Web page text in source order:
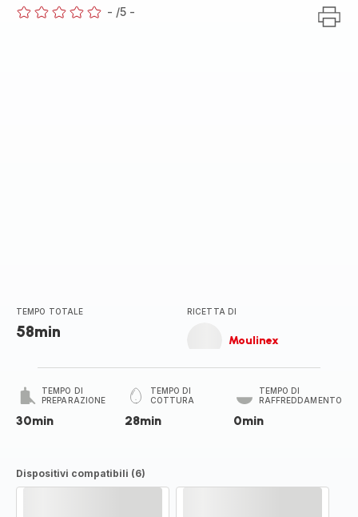
- /5 -
TEMPO TOTALE
58min
RICETTA DI
Moulinex
TEMPO DI
PREPARAZIONE
30min
TEMPO DI
COTTURA
28min
TEMPO DI
RAFFREDDAMENTO
0min
Dispositivi compatibili (6)